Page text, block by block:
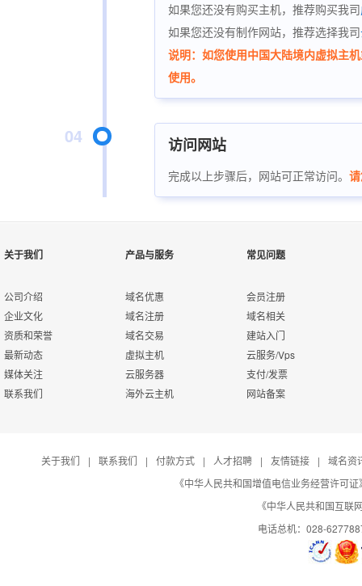
如果您还没有购买主机，推荐购买我司
如果您还没有制作网站，推荐选择我司
说明：如您使用中国大陆境内虚拟主
使用。
04 访问网站
完成以上步骤后，网站可正常访问。
关于我们
公司介绍
企业文化
资质和荣誉
最新动态
媒体关注
联系我们
产品与服务
域名优惠
域名注册
域名交易
虚拟主机
云服务器
海外云主机
常见问题
会员注册
域名相关
建站入门
云服务/Vps
支付/发票
网站备案
关于我们 | 联系我们 | 付款方式 | 人才招聘 | 友情链接 |
域名资
《中华人民共和国增值电信业务经营许可
《中华人民共和国互
电话总机：028-